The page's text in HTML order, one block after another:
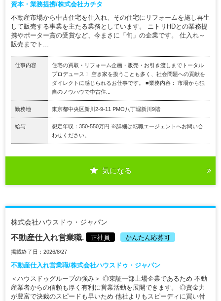
資本・業務提携/株式会社カチタ
不動産市場から中古住宅を仕入れ、その住宅にリフォームを施し再生
して販売する事業を主たる業務としています。 ニトリHDとの業務提
携やポーター賞の受賞など、今まさに「旬」の企業です。 仕入れ～
販売までト...
仕事内容
住宅の買取・リフォーム企画・販売・お引き渡しまでトータル
プロデュース！ 空き家を扱うことも多く、社会問題への貢献を
ダイレクトに感じられるお仕事です。 ■業務内容： 市場から独
自のノウハウで中古住...
勤務地 東京都中央区新川2-9-11 PMO八丁堀新川9階
給与
想定年収：350-550万円 ※詳細は転職エージェントへお問い合
わせください。
気になる
株式会社ハウスドゥ・ジャパン
不動産仕入れ営業職. 正社員 かんたん応募可
掲載終了日：2026/8/27
不動産仕入れ営業職/株式会社ハウスドゥ・ジャパン
＜ハウスドゥグループの強み＞ ◎東証一部上場企業であるため 不動
産業者からの信頼も厚く有利に営業活動を展開できます。 ◎資金力
が豊富で決裁のスピードも早いため 他社よりもスピーディに買い付